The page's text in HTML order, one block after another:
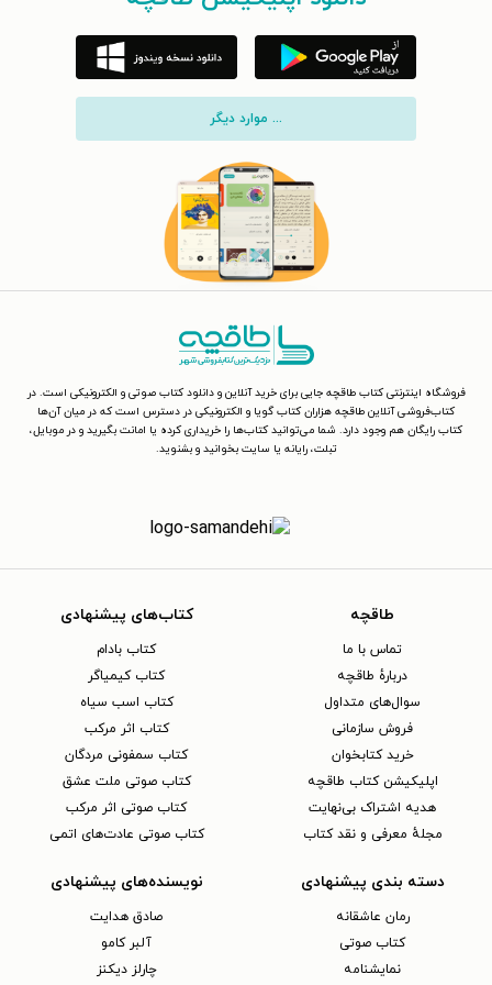
... موارد دیگر
فروشگاه اینترنتی کتاب طاقچه جایی برای خرید آنلاین و دانلود کتاب صوتی و الکترونیکی است. در
کتاب‌فروشی آنلاین طاقچه هزاران کتاب گویا و الکترونیکی در دسترس است که در میان آن‌ها
کتاب رایگان هم وجود دارد. شما می‌توانید کتاب‌ها را خریداری کرده یا امانت بگیرید و در موبایل،
تبلت، رایانه یا سایت بخوانید و بشنوید.
طاقچه
تماس با ما
دربارهٔ طاقچه
سوال‌های متداول
فروش سازمانی
خرید کتابخوان
اپلیکیشن کتاب طاقچه
هدیه اشتراک بی‌نهایت
مجلهٔ معرفی و نقد کتاب
کتاب‌های پیشنهادی
کتاب بادام
کتاب کیمیاگر
کتاب اسب سیاه
کتاب اثر مرکب
کتاب سمفونی مردگان
کتاب صوتی ملت عشق
کتاب صوتی اثر مرکب
کتاب صوتی عادت‌های اتمی
دسته بندی پیشنهادی
رمان عاشقانه
کتاب‌ صوتی
نمایشنامه
نویسنده‌های پیشنهادی
صادق هدایت
آلبر کامو
چارلز دیکنز